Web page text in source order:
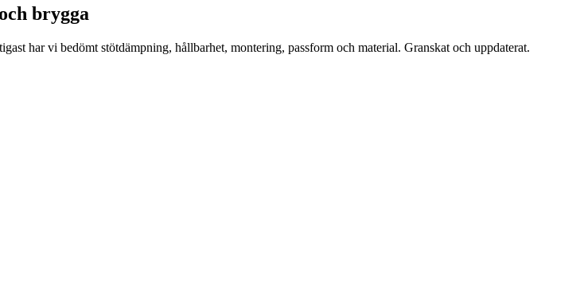
brygga
har vi bedömt stötdämpning, hållbarhet, montering, passform och material. Granskat och uppdaterat.